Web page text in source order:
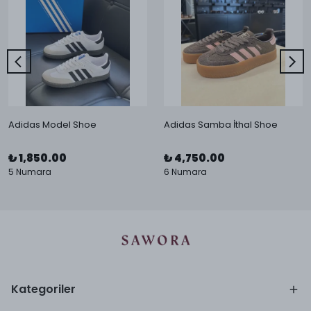
Adidas Model Shoe
₺ 1,850.00
5 Numara
Adidas Samba İthal Shoe
₺ 4,750.00
6 Numara
Kategoriler